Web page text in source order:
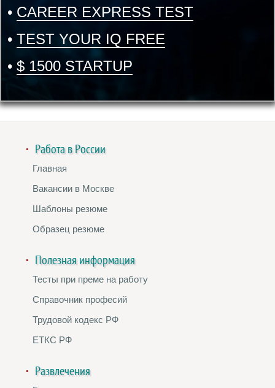
• CAREER EXPRESS TEST
• TEST YOUR IQ FREE
• $ 1500 STARTUP
Работа в России
Главная
Вакансии в Москве
Шаблоны резюме
Образец резюме
Полезная информация
Тесты при преме на работу
Справочник професий
Трудовой кодекс РФ
ЕТКС РФ
Развлечения